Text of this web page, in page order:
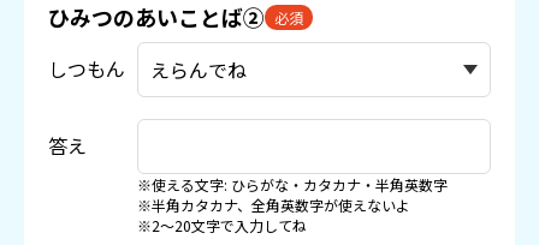
ひみつのあいことば② 必須
しつもん
答え
※使える文字: ひらがな・カタカナ・半角英数字
※半角カタカナ、全角英数字が使えないよ
※2〜20文字で入力してね